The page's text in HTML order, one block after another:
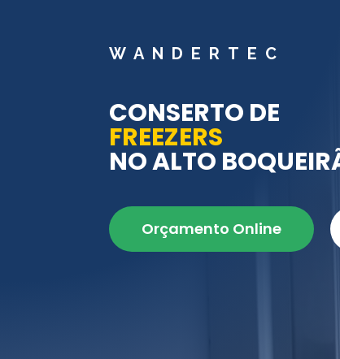
WANDERTEC
CONSERTO DE
FREEZERS
NO ALTO
Orçamento Online